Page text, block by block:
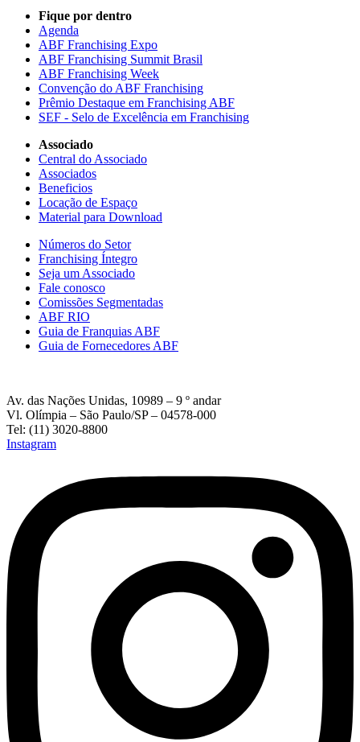
Fique por dentro
Agenda
ABF Franchising Expo
ABF Franchising Summit Brasil
ABF Franchising Week
Convenção do ABF Franchising
Prêmio Destaque em Franchising ABF
SEF - Selo de Excelência em Franchising
Associado
Central do Associado
Associados
Beneficios
Locação de Espaço
Material para Download
Números do Setor
Franchising Íntegro
Seja um Associado
Fale conosco
Comissões Segmentadas
ABF RIO
Guia de Franquias ABF
Guia de Fornecedores ABF
Av. das Nações Unidas, 10989 – 9 º andar
Vl. Olímpia – São Paulo/SP – 04578-000
Tel: (11) 3020-8800
Instagram